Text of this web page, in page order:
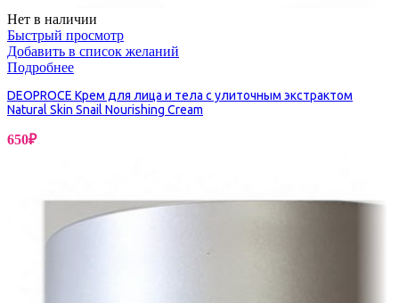
Нет в наличии
Быстрый просмотр
Добавить в список желаний
Подробнее
DEOPROCE Крем для лица и тела с улиточным экстрактом
Natural Skin Snail Nourishing Cream
650₽